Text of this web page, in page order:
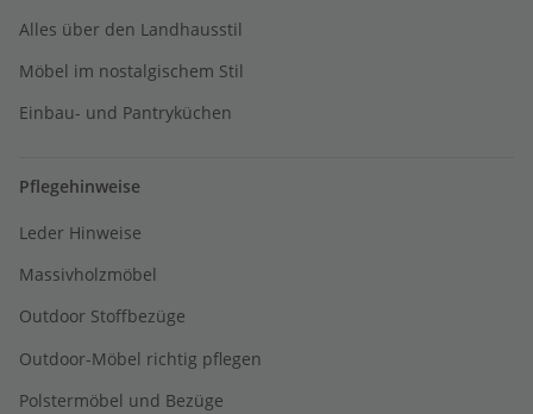
Alles über den Landhausstil
Möbel im nostalgischem Stil
Einbau- und Pantryküchen
Pflegehinweise
Leder Hinweise
Massivholzmöbel
Outdoor Stoffbezüge
Outdoor-Möbel richtig pflegen
Polstermöbel und Bezüge